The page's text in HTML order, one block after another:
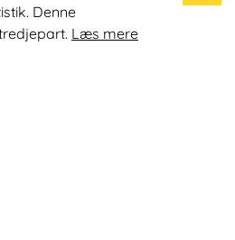
Denne
Læs mere